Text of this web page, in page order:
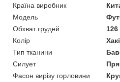
Країна виробник
Модель
Обхват грудей
Колір
Хакі
Тип тканини
Силует
Фасон вирізу горловини